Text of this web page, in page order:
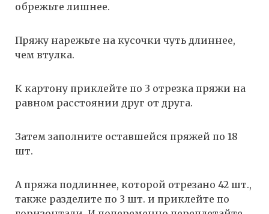
обрежьте лишнее.
Пряжу нарежьте на кусочки чуть длиннее,
чем втулка.
К картону приклейте по 3 отрезка пряжи на
равном расстоянии друг от друга.
Затем заполните оставшейся пряжей по 18
шт.
А пряжа подлиннее, которой отрезано 42 шт.,
также разделите по 3 шт. и приклейте по